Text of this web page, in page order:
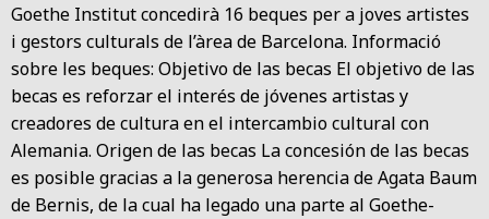
Goethe Institut concedirà 16 beques per a joves artistes
i gestors culturals de l’àrea de Barcelona. Informació
sobre les beques: Objetivo de las becas El objetivo de las
becas es reforzar el interés de jóvenes artistas y
creadores de cultura en el intercambio cultural con
Alemania. Origen de las becas La concesión de las becas
es posible gracias a la generosa herencia de Agata Baum
de Bernis, de la cual ha legado una parte al Goethe-